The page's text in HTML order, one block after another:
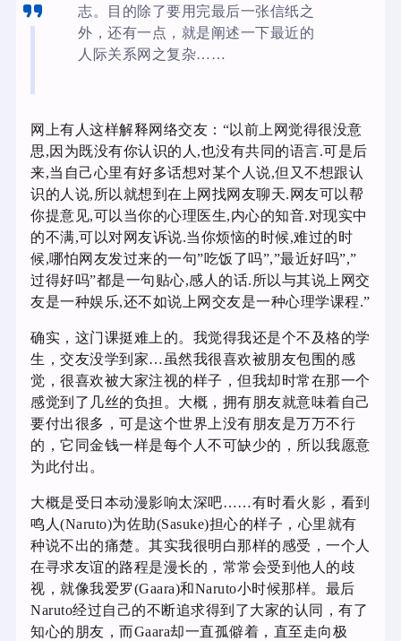
志。目的除了要用完最后一张信纸之
外，还有一点，就是阐述一下最近的
人际关系网之复杂……
网上有人这样解释网络交友：“以前上网觉得很没意
思,因为既没有你认识的人,也没有共同的语言.可是后
来,当自己心里有好多话想对某个人说,但又不想跟认
识的人说,所以就想到在上网找网友聊天.网友可以帮
你提意见,可以当你的心理医生,内心的知音.对现实中
的不满,可以对网友诉说.当你烦恼的时候,难过的时
候,哪怕网友发过来的一句”吃饭了吗”,”最近好吗”,”
过得好吗”都是一句贴心,感人的话.所以与其说上网交
友是一种娱乐,还不如说上网交友是一种心理学课程.”
确实，这门课挺难上的。我觉得我还是个不及格的学
生，交友没学到家…虽然我很喜欢被朋友包围的感
觉，很喜欢被大家注视的样子，但我却时常在那一个
感觉到了几丝的负担。大概，拥有朋友就意味着自己
要付出很多，可是这个世界上没有朋友是万万不行
的，它同金钱一样是每个人不可缺少的，所以我愿意
为此付出。
大概是受日本动漫影响太深吧……有时看火影，看到
鸣人(Naruto)为佐助(Sasuke)担心的样子，心里就有
种说不出的痛楚。其实我很明白那样的感受，一个人
在寻求友谊的路程是漫长的，常常会受到他人的歧
视，就像我爱罗(Gaara)和Naruto小时候那样。最后
Naruto经过自己的不断追求得到了大家的认同，有了
知心的朋友，而Gaara却一直孤僻着，直至走向极